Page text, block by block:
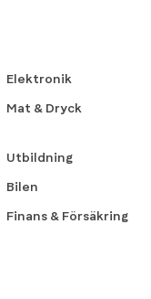
Elektronik
Mat & Dryck
Utbildning
Bilen
Finans & Försäkring